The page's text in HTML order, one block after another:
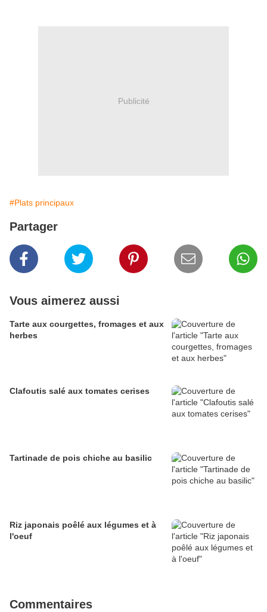
Publicité
#Plats principaux
Partager
Vous aimerez aussi
Tarte aux courgettes, fromages et aux
herbes
Clafoutis salé aux tomates cerises
Tartinade de pois chiche au basilic
Riz japonais poêlé aux légumes et à
l'oeuf
Commentaires